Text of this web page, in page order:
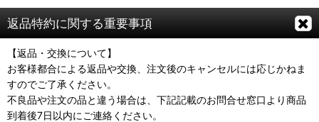
返品特約に関する重要事項
【返品・交換について】
お客様都合による返品や交換、注文後のキャンセルには応じかねま
すのでご了承ください。
不良品や注文の品と違う場合は、下記記載のお問合せ窓口より商品
到着後7日以内にご連絡ください。